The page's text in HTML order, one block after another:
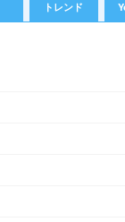
トレンド